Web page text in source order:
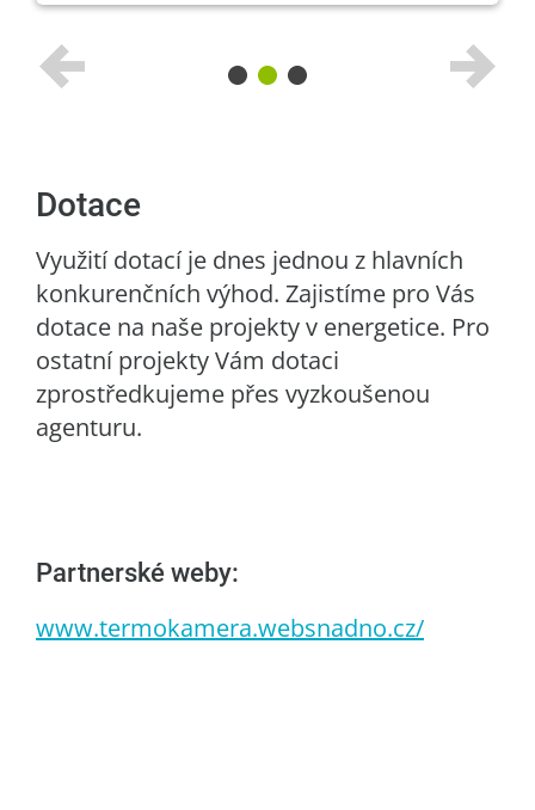
Dotace
Využití dotací je dnes jednou z hlavních
konkurenčních výhod. Zajistíme pro Vás
dotace na naše projekty v energetice. Pro
ostatní projekty Vám dotaci
zprostředkujeme přes vyzkoušenou
agenturu.
Partnerské weby:
www.termokamera.websnadno.cz/